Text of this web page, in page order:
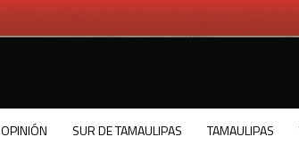
OPINIÓN SUR DE TAMAULIPAS TAMAULIPAS